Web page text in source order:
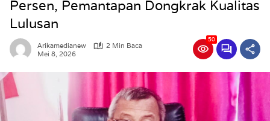
Persen, Pemantapan Dongkrak Kualitas
Lulusan
Arikamedianew
2 Min Baca
Mei 8, 2026
50